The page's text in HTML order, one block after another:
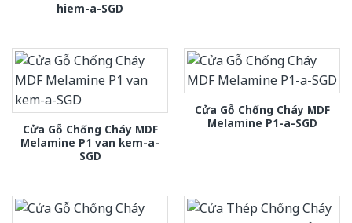
hiem-a-SGD
Cửa Gỗ Chống Cháy MDF
Melamine P1 van kem-a-
SGD
Cửa Gỗ Chống Cháy MDF
Melamine P1-a-SGD